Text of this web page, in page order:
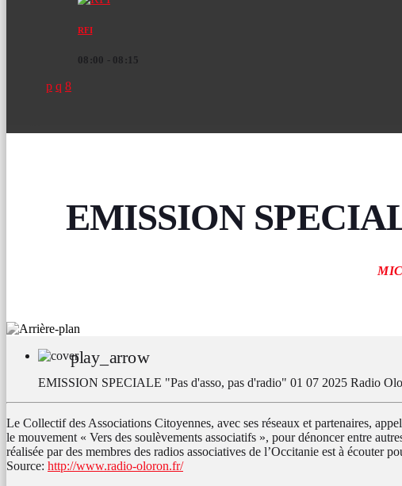
RFI
08:00 - 08:15
EMISSION
play_arrow
EMISSION SPECIALE "Pas d'asso, pas d'radio" 01 07 2025 Radio
Le Collectif des Associations Citoyennes, avec ses réseaux et partenaires,
le mouvement « Vers des soulèvements associatifs », pour dénoncer entre
réalisée par des membres des radios associatives de l’Occitanie est à écouter
Source: http://www.radio-oloron.fr/